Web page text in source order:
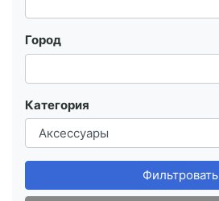
Город
Категория
Фильтровать